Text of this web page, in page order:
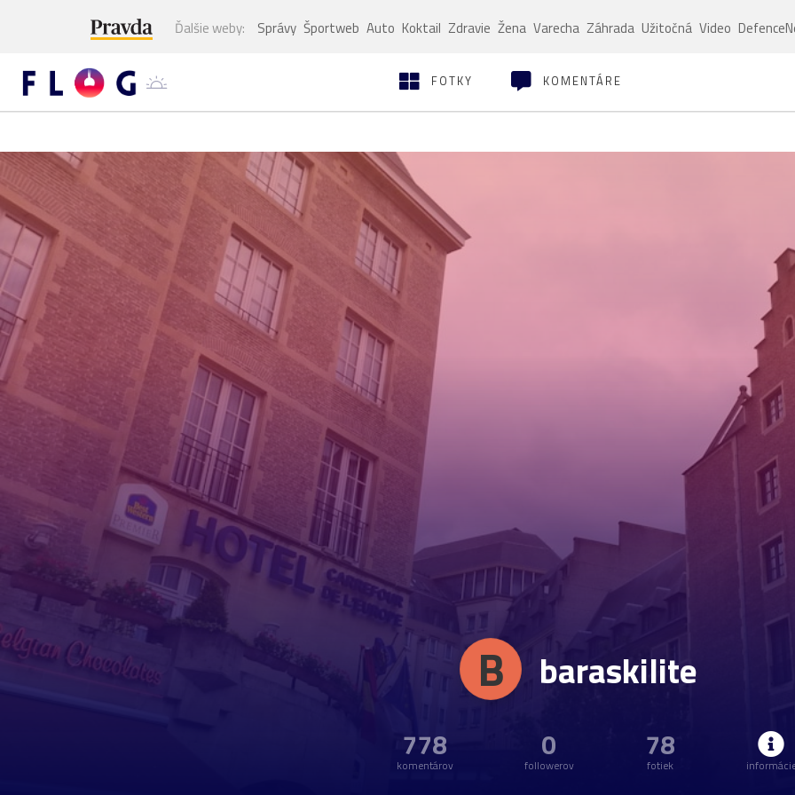
Ďalšie weby: Správy Športweb Auto Koktail Zdravie Žena Varecha Záhrada Užitočná Video
FOTKY KOMENTÁRE
B baraskilite
778
komentárov
0
followerov
78
fotiek